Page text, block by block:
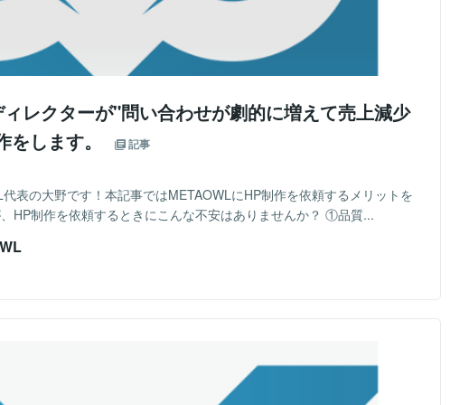
レクターが"問い合わせが劇的に増えて売上減少
します。
記事
表の大野です！本記事ではMETAOWLにHP制作を依頼するメリットを
HP制作を依頼するときにこんな不安はありませんか？ ①品質...